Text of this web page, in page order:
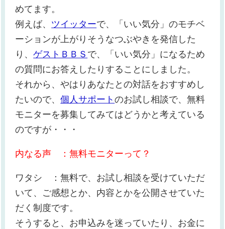
めてます。
例えば、 ツイッターで、「いい気分」のモチベ
ーションが上がりそうなつぶやきを発信した
り、ゲストＢＢＳ で、「いい気分」になるため
の質問にお答えしたりすることにしました。
それから、やはりあなたとの対話をおすすめし
たいので、個人サポートのお試し相談で、無料
モニターを募集してみてはどうかと考えている
のですが・・・
内なる声 ：無料モニターって？
ワタシ ：無料で、お試し相談を受けていただ
いて、ご感想とか、内容とかを公開させていた
だく制度です。
そうすると、お申込みを迷っていたり、お金に